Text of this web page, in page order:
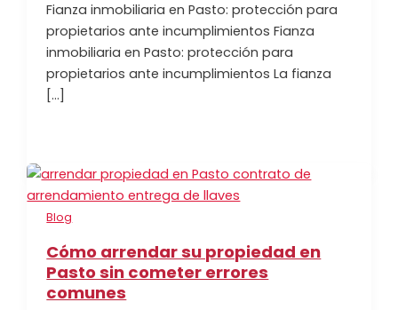
Fianza inmobiliaria en Pasto: protección para
propietarios ante incumplimientos Fianza
inmobiliaria en Pasto: protección para
propietarios ante incumplimientos La fianza
[…]
Blog
Cómo arrendar su propiedad en
Pasto sin cometer errores
comunes